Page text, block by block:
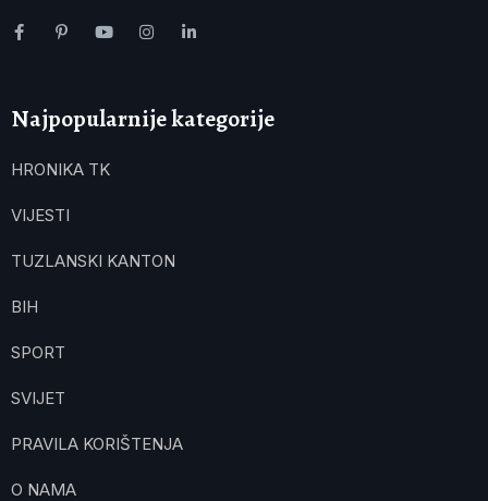
Najpopularnije kategorije
HRONIKA TK
VIJESTI
TUZLANSKI KANTON
BIH
SPORT
SVIJET
PRAVILA KORIŠTENJA
O NAMA